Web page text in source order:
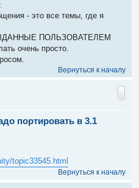
- это все темы, где я
ПОЛЬЗОВАТЕЛЕМ
очень просто.
Вернуться к началу
портировать в 3.1
topic33545.html
Вернуться к началу